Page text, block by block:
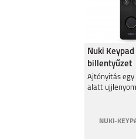
SAMSUNG GALAXY
Nuki Keypad
billentyűzet
Ajtónyitás
alatt
NUKI-